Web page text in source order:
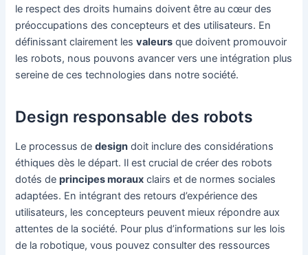
le respect des droits humains doivent être au cœur des
préoccupations des concepteurs et des utilisateurs. En
définissant clairement lesvaleurs que doivent promouvoir
les robots, nous pouvons avancer vers une intégration plus
sereine de ces technologies dans notre société.
Design responsable des robots
Le processus dedesign doit inclure des considérations
éthiques dès le départ. Il est crucial de créer des robots
dotés deprincipes moraux clairs et de normes sociales
adaptées. En intégrant des retours d’expérience des
utilisateurs, les concepteurs peuvent mieux répondre aux
attentes de la société. Pour plus d’informations sur les lois
de la robotique, vous pouvez consulter des ressources